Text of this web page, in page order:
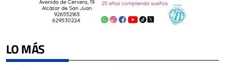
LO MÁS